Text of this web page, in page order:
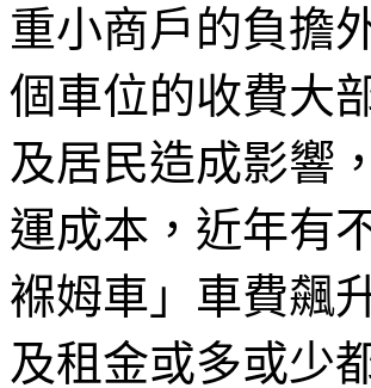
重小商戶的負擔
個車位的收費大
及居民造成影響
運成本，近年有
褓姆車」車費飆
及租金或多或少